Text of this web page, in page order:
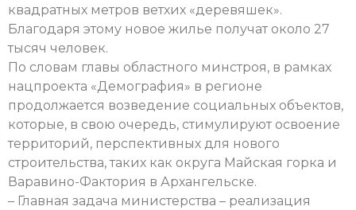
квадратных метров ветхих «деревяшек».
Благодаря этому новое жилье получат около 27
тысяч человек.
По словам главы областного минстроя, в рамках
нацпроекта «Демография» в регионе
продолжается возведение социальных объектов,
которые, в свою очередь, стимулируют освоение
территорий, перспективных для нового
строительства, таких как округа Майская горка и
Варавино-Фактория в Архангельске.
– Главная задача министерства – реализация